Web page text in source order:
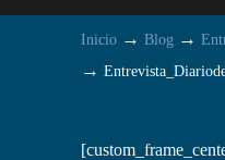
Inicio → Blog →
→